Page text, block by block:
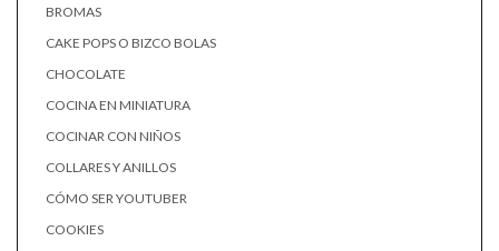
BROMAS
CAKE POPS O BIZCO BOLAS
CHOCOLATE
COCINA EN MINIATURA
COCINAR CON NIÑOS
COLLARES Y ANILLOS
CÓMO SER YOUTUBER
COOKIES